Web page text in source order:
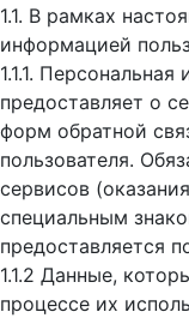
1.1. В рамках
информацией
1.1.1.
предоставляет о
форм обратной
пользователя.
сервисов
специальным
предоставляется
1.1.2 Данные,
процессе их